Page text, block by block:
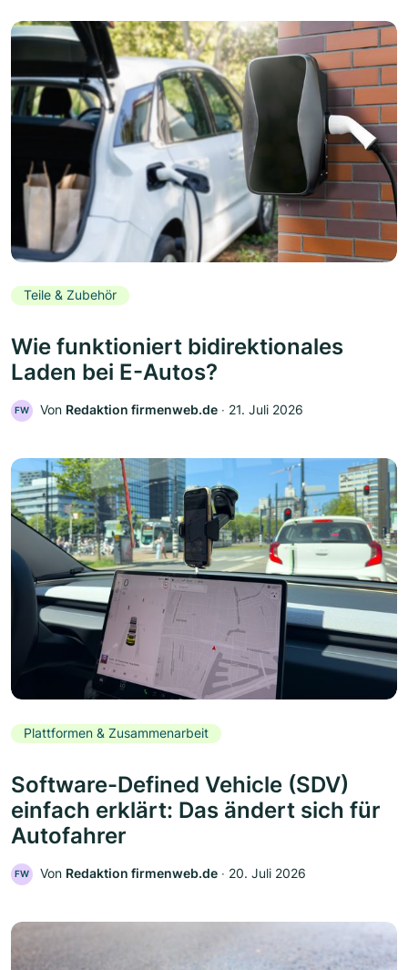
Teile & Zubehör
Wie funktioniert bidirektionales
Laden bei E-Autos?
FW Von Redaktion firmenweb.de ‧ 21. Juli 2026
Plattformen & Zusammenarbeit
Software-Defined Vehicle (SDV)
einfach erklärt: Das ändert sich für
Autofahrer
FW Von Redaktion firmenweb.de ‧ 20. Juli 2026